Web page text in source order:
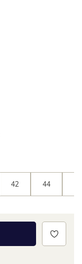
39,99 €
42 44